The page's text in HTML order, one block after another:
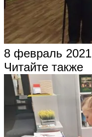
8 февраль 2021
Читайте также